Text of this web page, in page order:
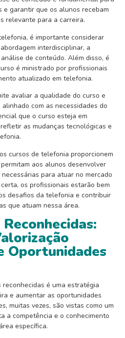
e garantir que os alunos recebam
relevante para a carreira.
é importante considerar
interdisciplinar, a
de conteúdo. Além disso, é
é ministrado por profissionais
atualizado em telefonia.
avaliar a qualidade do curso e
com as necessidades do
que o curso esteja em
as mudanças tecnológicas e
cursos de telefonia proporcionem
aos alunos desenvolver
para atuar no mercado
os profissionais estarão bem
desafios da telefonia e contribuir
que atuam nessa área.
Oportunidades
é uma estratégia
e aumentar as oportunidades
muitas vezes, são vistas como um
a competência e o conhecimento
específica.